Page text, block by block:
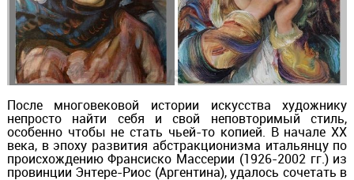
После многовековой истории искусства художнику
непросто найти себя и свой неповторимый стиль,
особенно чтобы не стать чьей-то копией. В начале ХХ
века, в эпоху развития абстракционизма итальянцу по
происхождению Франсиско Массерии (1926-2002 гг.) из
провинции Энтере-Риос (Аргентина), удалось сочетать в